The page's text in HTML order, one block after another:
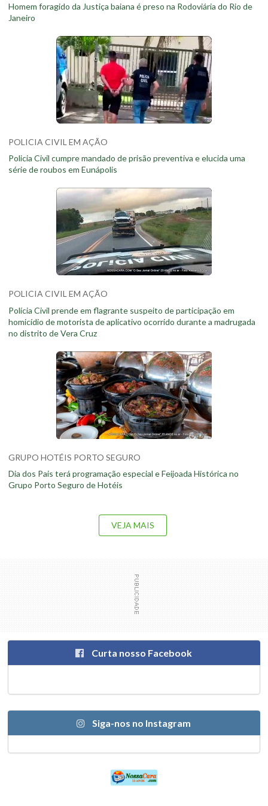
Homem foragido da Justiça baiana é preso na Rodoviária do Rio de
Janeiro
POLICIA CIVIL EM AÇÃO
Policia Civil cumpre mandado de prisão preventiva e elucida uma
série de roubos em Eunápolis
POLICIA CIVIL EM AÇÃO
Polícia Civil prende em flagrante suspeito de participação em
homicídio de motorista de aplicativo ocorrido durante a madrugada
no distrito de Vera Cruz
GRUPO HOTÉIS PORTO SEGURO
Dia dos Pais terá programação especial e Feijoada Histórica no
Grupo Porto Seguro de Hotéis
VEJA MAIS
Curta nosso Facebook
Siga-nos no Instagram